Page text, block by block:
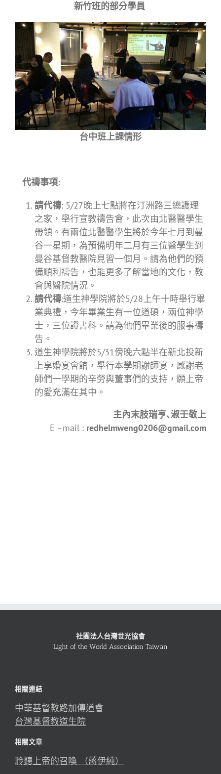
新竹班的部分學員
台中班上課情形
代禱事項:
請代禱: 5/27晚上七點將在汀洲路三總護理
之家，舉行宣教禱告會，此次由北醫醫學生
帶領。有兩位北醫醫學生將於今年七月到曼
谷一星期，為預備明年二月有三位醫學生到
曼谷基督教醫院見習一個月。請為他們的預
備順利禱告，也能更多了解當地的文化，教
會與醫院情況。
請代禱:道生神學院將於5/28上午十時舉行畢
業典禮，今年畢業生有一位道碩，兩位神學
士，三位證書科。請為他們畢業後的服事禱
告。
道生神學院將於5/31傍晚六點半在新北投新
上享婚宴會館，舉行本學期謝師宴，感謝老
師們一學期的辛勞與董事們的支持，願上帝
的愛充滿在其中。
主內末肢瑞亨､淑壬敬上
E –mail : redhelmweng0206@gmail.com
社團法人台灣世光協會
Light of the World Association Taiwan
相關連結
中華基督教路加傳道會
台灣基督教道生院
相關文章
聆聽上帝的召喚 （蔣伊純）